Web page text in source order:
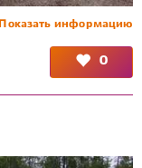
Показать информацию
0